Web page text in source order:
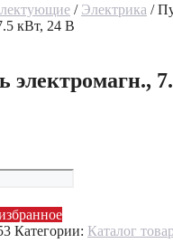
/ Электрика /
кВт, 24 В
электромагн.,
Категории: Каталог